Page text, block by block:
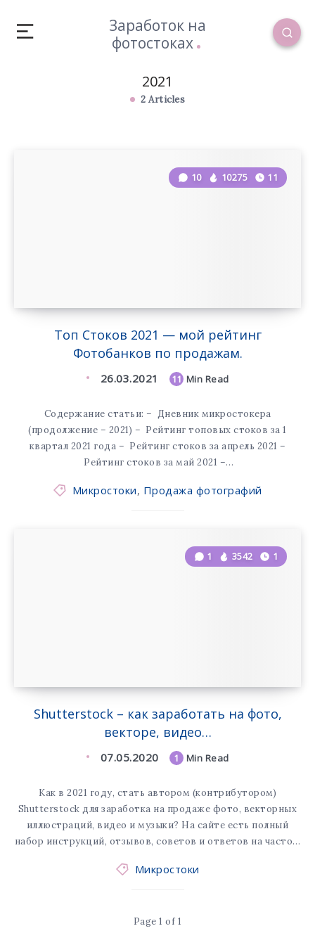
Заработок на
фотостоках
2021
2 Articles
Tоп Стоков 2021 — мой рейтинг
Фотобанков по продажам.
10 10275 11
26.03.2021 11 Min Read
Содержание статьи: – Дневник микростокера
(продолжение – 2021) – Рейтинг топовых стоков за 1
квартал 2021 года – Рейтинг стоков за апрель 2021 –
Рейтинг стоков за май 2021 –…
Микростоки, Продажа фотографий
Shutterstock – как заработать на фото,
векторе, видео…
1 3542 1
07.05.2020 1 Min Read
Как в 2021 году, стать автором (контрибутором)
Shutterstock для заработка на продаже фото, векторных
иллюстраций, видео и музыки? На сайте есть полный
набор инструкций, отзывов, советов и ответов на часто…
Микростоки
Page 1 of 1